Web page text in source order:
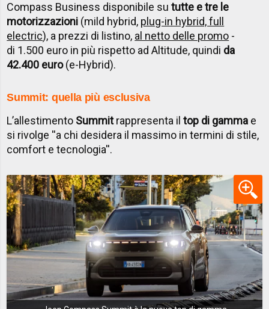
Compass Business disponibile sututte e tre le
motorizzazioni (mild hybrid, plug-in hybrid, full
electric), a prezzi di listino, al netto delle promo -
di 1.500 euro in più rispetto ad Altitude, quindi da
42.400 euro(e-Hybrid).
Summit: quella più esclusiva
L’allestimento Summitrappresenta iltop di gamma e
si rivolge ''a chi desidera il massimo in termini di stile,
comfort e tecnologia''.